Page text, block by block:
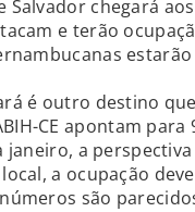
chegará
e terão
é outro destino
CE apontam para
a
a ocupação
são